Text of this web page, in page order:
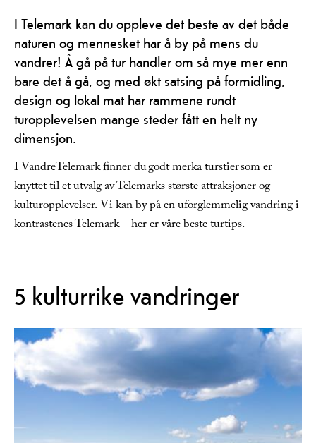
I Telemark kan du oppleve det beste av det både
naturen og mennesket har å by på mens du
vandrer! Å gå på tur handler om så mye mer enn
bare det å gå, og med økt satsing på formidling,
design og lokal mat har rammene rundt
turopplevelsen mange steder fått en helt ny
dimensjon.
I VandreTelemark finner du godt merka turstier som er
knyttet til et utvalg av Telemarks største attraksjoner og
kulturopplevelser. Vi kan by på en uforglemmelig vandring i
kontrastenes Telemark – her er våre beste turtips.
5 kulturrike vandringer